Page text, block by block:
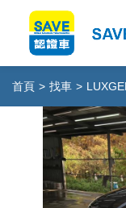
首頁 > 找車 >